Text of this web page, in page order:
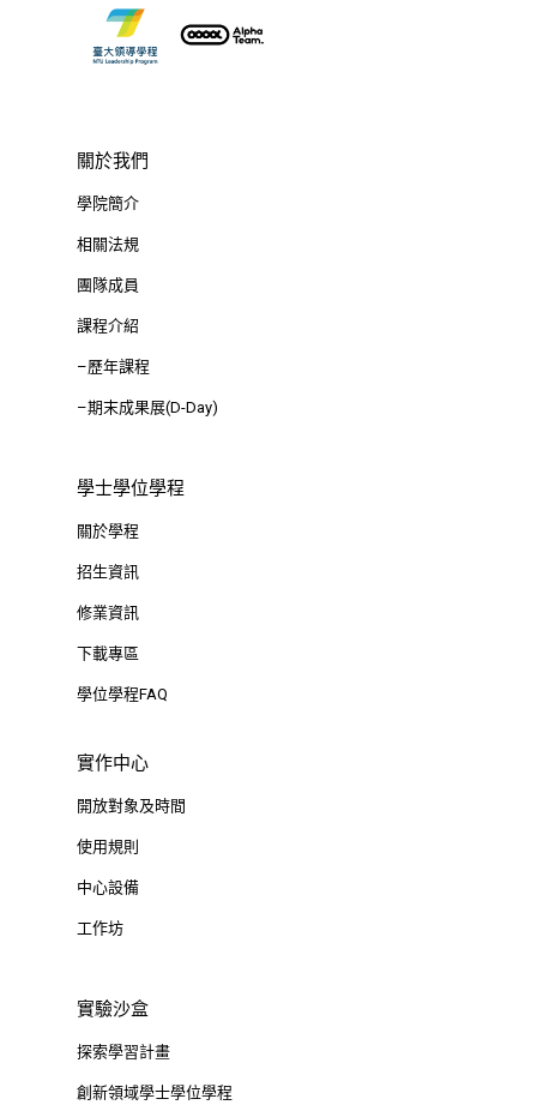
關於我們
學院簡介
相關法規
團隊成員
課程介紹
–歷年課程
–期末成果展(D-Day)
學士學位學程
關於學程
招生資訊
修業資訊
下載專區
學位學程FAQ
實作中心
開放對象及時間
使用規則
中心設備
工作坊
實驗沙盒
探索學習計畫
創新領域學士學位學程